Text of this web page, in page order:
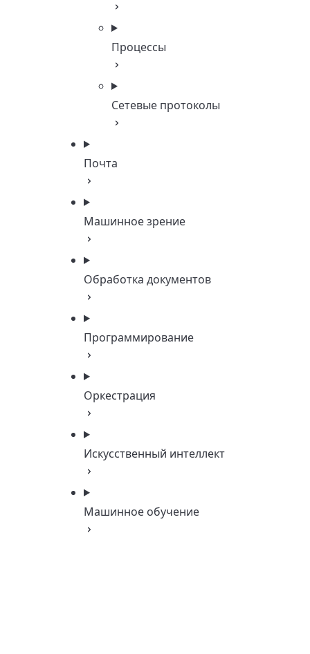
Процессы
Сетевые протоколы
Почта
Машинное зрение
Обработка документов
Программирование
Оркестрация
Искусственный интеллект
Машинное обучение